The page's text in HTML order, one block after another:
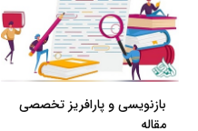
بازنویسی و پارافریز تخصصی
مقاله